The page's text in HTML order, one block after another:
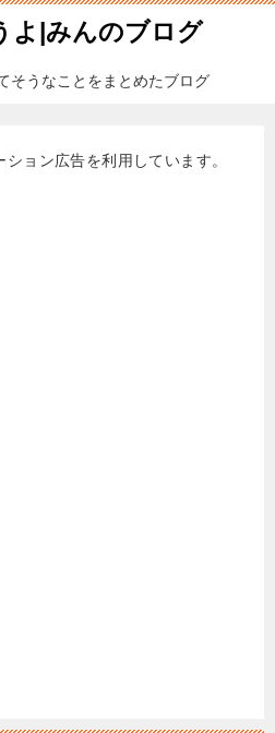
よ|みんのブログ
そうなことをまとめたブログ
ョン広告を利用しています。